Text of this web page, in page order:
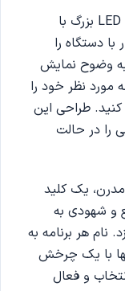
صفحه نمایش LED بزرگ با
دستگاه را
به وضوح نمایش
مورد نظر خود را
طراحی این
را در حالت
مدرن، یک کلید
و شهودی به
هر برنامه به
با یک چرخش
و فعال